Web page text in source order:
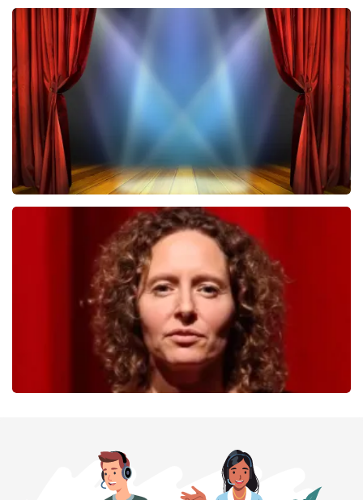
Megadeth
385 laatste 30 minuten
BESTEL NU
40 45 De Musical
laatste 30 minuten
BESTEL NU
BESTEL NU